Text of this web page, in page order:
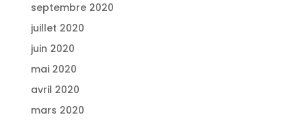
septembre 2020
juillet 2020
juin 2020
mai 2020
avril 2020
mars 2020